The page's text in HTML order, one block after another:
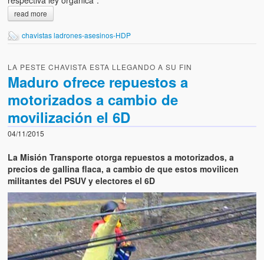
read more
chavistas ladrones-asesinos-HDP
LA PESTE CHAVISTA ESTA LLEGANDO A SU FIN
Maduro ofrece repuestos a
motorizados a cambio de
movilización el 6D
04/11/2015
La Misión Transporte otorga repuestos a motorizados, a
precios de gallina flaca, a cambio de que estos movilicen
militantes del PSUV y electores el 6D